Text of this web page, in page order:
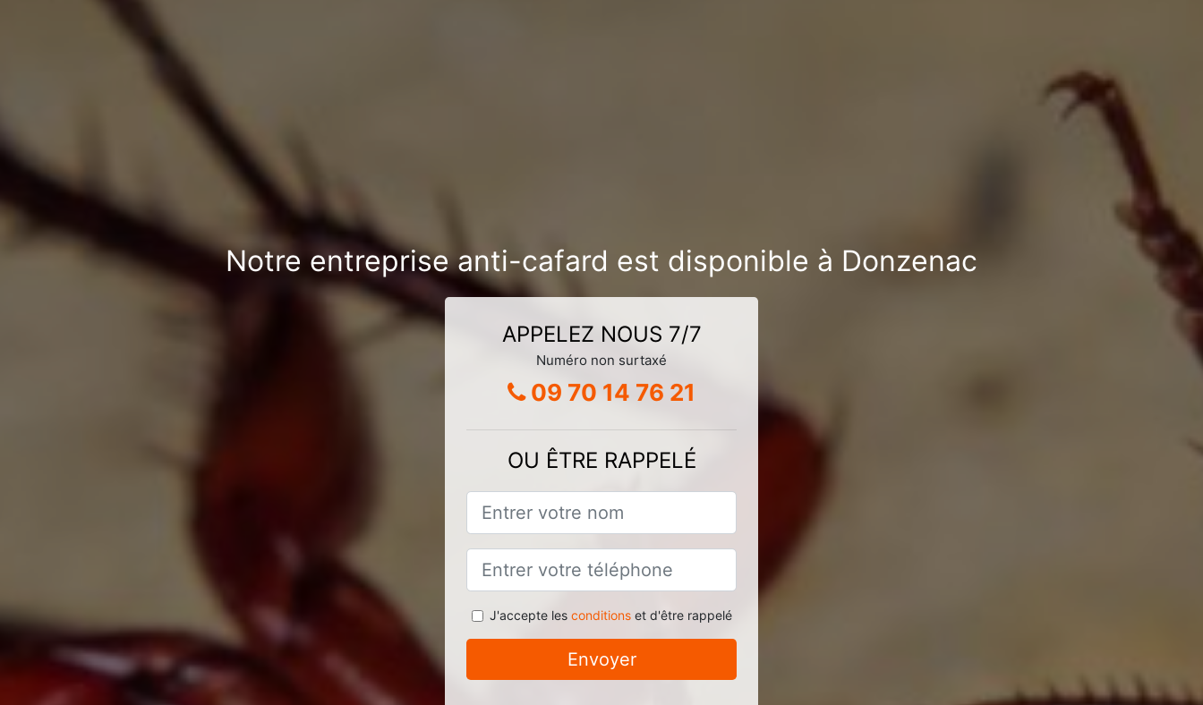
Notre entreprise anti-cafard est disponible à Donzenac
APPELEZ NOUS 7/7
Numéro non surtaxé
09 70 14 76 21
OU ÊTRE RAPPELÉ
J'accepte les conditionset d'être rappelé
Envoyer